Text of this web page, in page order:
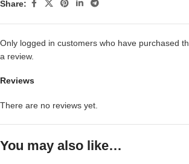
Share:
Reviews
There are no reviews yet.
Only logged in customers who have purchased
a review.
You may also like…